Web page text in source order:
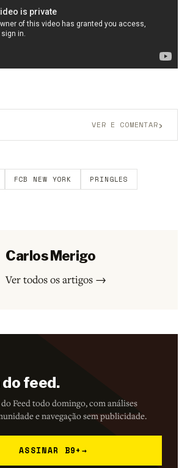
VER E COMENTAR›
FCB NEW YORK PRINGLES
Carlos Merigo
Ver todos os artigos →
do feed.
Feed todo domingo, com análises
e navegação sem publicidade.
ASSINAR B9+ →